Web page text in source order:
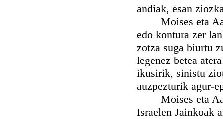
andiak, esan
Moises eta
edo kontura zer
zotza suga biurtu
legenez betea
ikusirik, sinistu
auzpezturik agur-
Moises eta
Israelen Jainkoak